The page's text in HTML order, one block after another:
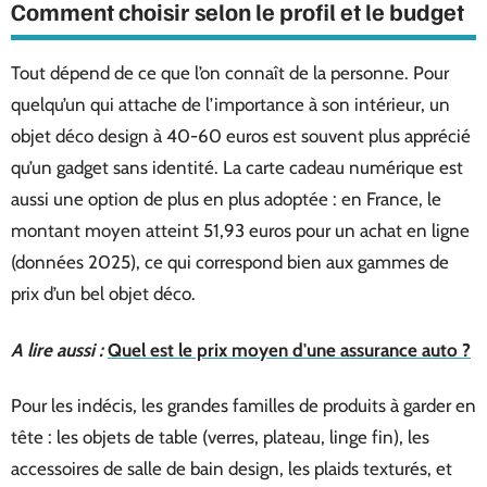
Comment choisir selon le profil et le budget
Tout dépend de ce que l’on connaît de la personne. Pour
quelqu’un qui attache de l’importance à son intérieur, un
objet déco design à 40-60 euros est souvent plus apprécié
qu’un gadget sans identité. La carte cadeau numérique est
aussi une option de plus en plus adoptée : en France, le
montant moyen atteint 51,93 euros pour un achat en ligne
(données 2025), ce qui correspond bien aux gammes de
prix d’un bel objet déco.
A lire aussi : Quel est le prix moyen d'une assurance auto ?
Pour les indécis, les grandes familles de produits à garder en
tête : les objets de table (verres, plateau, linge fin), les
accessoires de salle de bain design, les plaids texturés, et